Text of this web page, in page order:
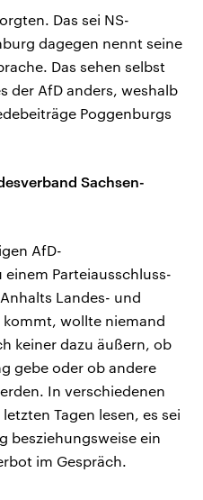
Das sei NS-
dagegen nennt seine
Das sehen selbst
der AfD anders, weshalb
Poggenburgs
Sachsen-
AfD-
Parteiausschluss-
Landes- und
wollte niemand
keiner dazu äußern, ob
gebe oder ob andere
In verschiedenen
Tagen lesen, es sei
besziehungsweise ein
im Gespräch.